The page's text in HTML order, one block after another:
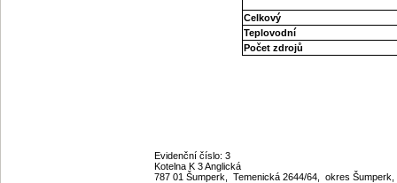
Celkový
Teplovodní
Počet zdrojů
Evidenční číslo: 3
Kotelna K 3 Anglická
787 01 Šumperk, Temenická 2644/64, okres